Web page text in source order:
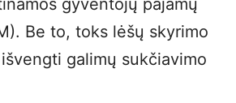
gyventojų pajamų
Be to, toks lėšų skyrimo
galimų sukčiavimo